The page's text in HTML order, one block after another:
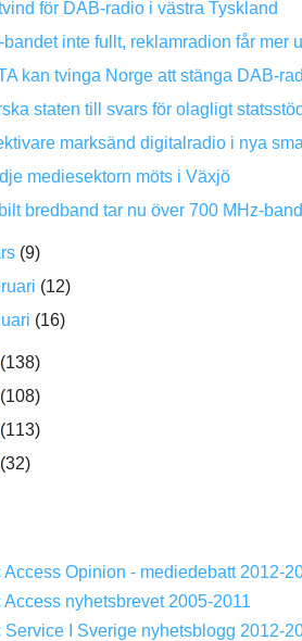
för DAB-radio i västra Tyskland
bandet inte fullt, reklamradion får mer
kan tvinga Norge att stänga DAB-
staten till svars för olagligt
marksänd digitalradio i nya
mediesektorn möts i Växjö
bredband tar nu över 700 MHz-
(9)
(12)
(16)
(138)
(108)
(113)
(32)
Access Opinion - mediedebatt 2012-
Access nyhetsbrevet 2005-2011
Service I Sverige nyhetsblogg 2012-